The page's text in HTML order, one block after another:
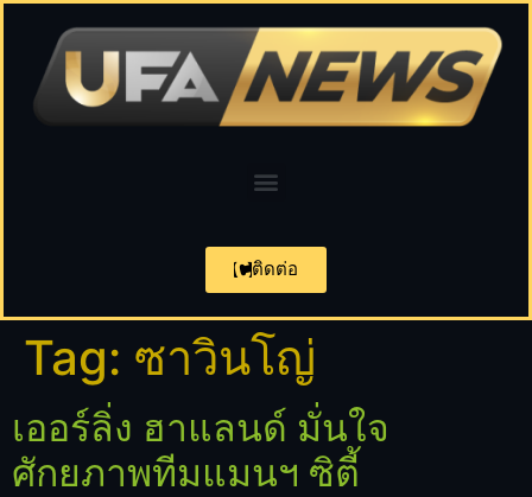
ติดต่อ
Tag: ซาวินโญ่
เออร์ลิ่ง ฮาแลนด์ มั่นใจ
ศักยภาพทีมแมนฯ ซิตี้